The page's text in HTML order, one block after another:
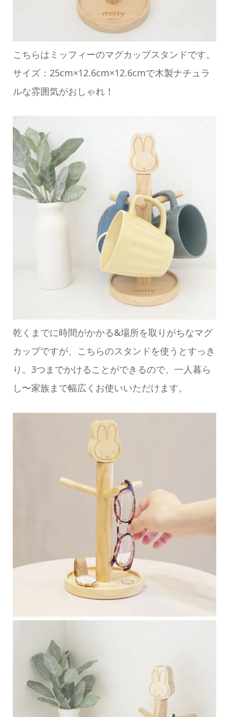
こちらはミッフィーのマグカップスタンドです。
サイズ：25cm×12.6cm×12.6cmで木製ナチュラ
ルな雰囲気がおしゃれ！
乾くまでに時間がかかる&場所を取りがちなマグ
カップですが、こちらのスタンドを使うとすっき
り。3つまでかけることができるので、一人暮ら
し〜家族まで幅広くお使いいただけます。